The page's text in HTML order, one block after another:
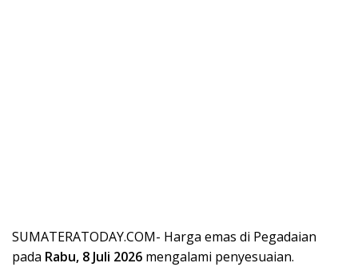
SUMATERATODAY.COM- Harga emas di Pegadaian
pada Rabu, 8 Juli 2026 mengalami penyesuaian.